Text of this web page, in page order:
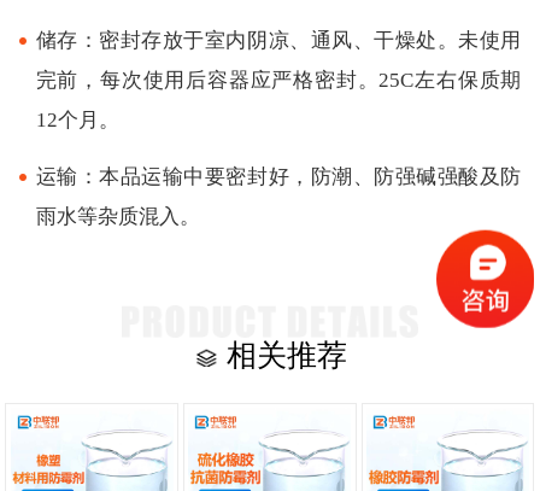
储存：密封存放于室内阴凉、通风、干燥处。未使用
完前，每次使用后容器应严格密封。25C左右保质期
12个月。
运输：本品运输中要密封好，防潮、防强碱强酸及防
雨水等杂质混入。
相关推荐